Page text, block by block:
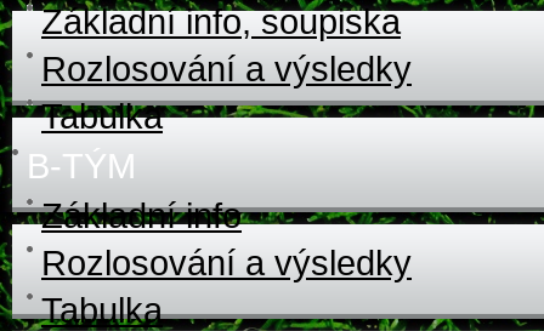
Základní info, soupiska
Rozlosování a výsledky
Tabulka
B-TÝM
Základní info
Rozlosování a výsledky
Tabulka